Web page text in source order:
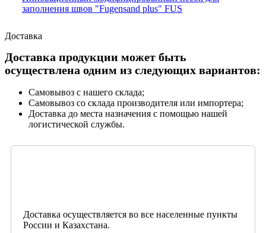
заполнения швов "Fugensand plus" FUS
Доставка
Доставка продукции может быть
осуществлена одним из следующих вариантов:
Самовывоз с нашего склада;
Самовывоз со склада производителя или импортера;
Доставка до места назначения с помощью нашей
логистической службы.
Доставка осуществляется во все населенные пункты
России и Казахстана.